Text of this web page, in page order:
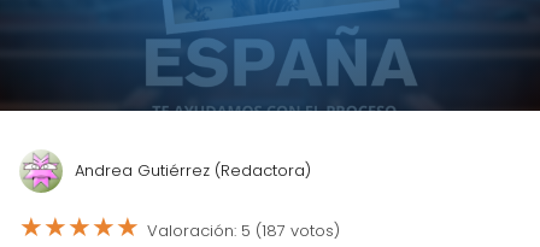
Andrea Gutiérrez (Redactora)
★★★★★ Valoración: 5 (187 votos)